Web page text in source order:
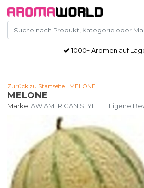
1000+ Aromen auf
Zurück zu Startseite | MELONE
MELONE
Marke: AW AMERICAN STYLE | Eigene